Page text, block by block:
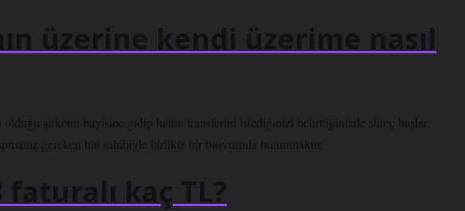
üzerine kendi üzerime nasıl
olduğu şirketin bayisine gidip hattın transferini istediğinizi belirttiğinizde süreç başlar.
gereken hat sahibiyle birlikte bir başvuruda bulunmaktır.
kaç TL?